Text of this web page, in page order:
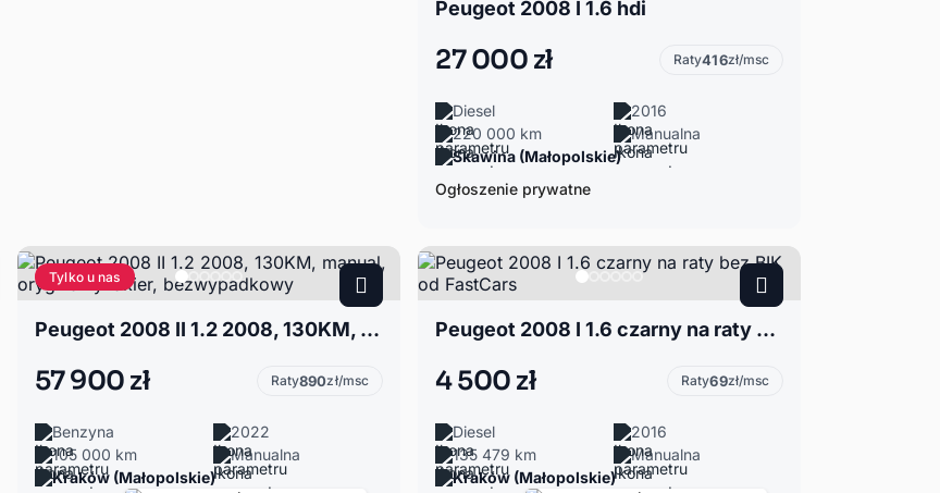
Peugeot 2008 I 1.6 hdi
27 000 zł Raty416zł/msc
Diesel
2016
220 000 km
Manualna
Skawina (Małopolskie)
Ogłoszenie prywatne
Tylko u nas
Peugeot 2008 II 1.2 2008, 130KM, manual, oryginalny lakier, bezwypadkowy
57 900 zł Raty890zł/msc
Benzyna
2022
105 000 km
Manualna
Kraków (Małopolskie)
Peugeot 2008 I 1.6 czarny na raty bez BIK od FastCars
4 500 zł Raty69zł/msc
Diesel
2016
135 479 km
Manualna
Kraków (Małopolskie)